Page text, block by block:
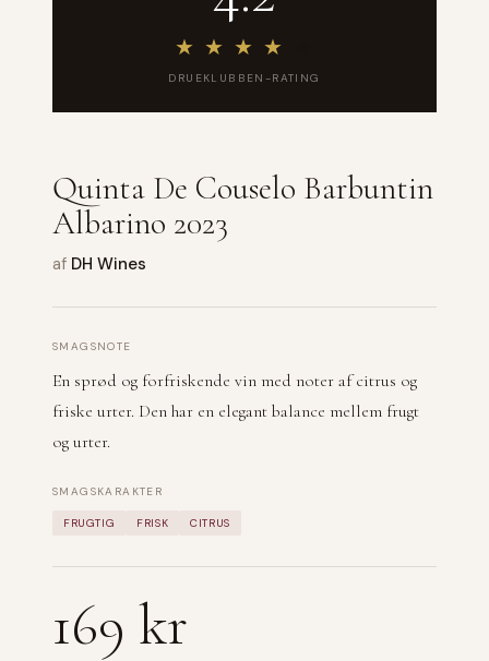
★ ★ ★ ★
DRUEKLUBBEN-RATING
Quinta De Couselo Barbuntin
Albarino 2023
af DH Wines
SMAGSNOTE
En sprød og forfriskende vin med noter af citrus og
friske urter. Den har en elegant balance mellem frugt
og urter.
SMAGSKARAKTER
FRUGTIG FRISK CITRUS
169 kr